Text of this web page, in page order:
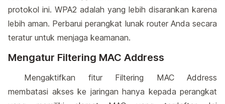
protokol ini. WPA2 adalah yang lebih disarankan karena
lebih aman. Perbarui perangkat lunak router Anda secara
teratur untuk menjaga keamanan.
Mengatur Filtering MAC Address
Mengaktifkan fitur Filtering MAC Address
membatasi akses ke jaringan hanya kepada perangkat